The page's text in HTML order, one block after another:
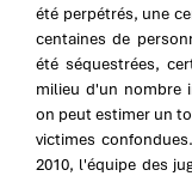
été perpétrés, une
centaines de
été séquestrées,
milieu d'un nombre
on peut estimer un
victimes
2010, l'équipe des